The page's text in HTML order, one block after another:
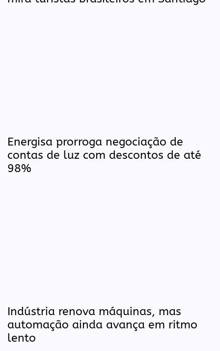
Energisa prorroga negociação de
contas de luz com descontos de até
98%
Indústria renova máquinas, mas
automação ainda avança em ritmo
lento